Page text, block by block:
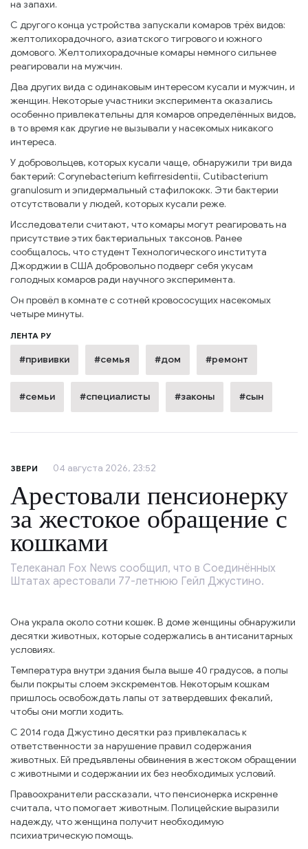
на запахи.
С другого конца устройства запускали комаров трёх видов:
желтолихорадочного, азиатского тигрового и южного
домового. Желтолихорадочные комары немного сильнее
реагировали на мужчин.
Два других вида с одинаковым интересом кусали и мужчин, и
женщин. Некоторые участники эксперимента оказались
особенно привлекательны для комаров определённых видов,
в то время как другие не вызывали у насекомых никакого
интереса.
У добровольцев, которых кусали чаще, обнаружили три вида
бактерий: Corynebacterium kefirresidentii, Cutibacterium
granulosum и эпидермальный стафилококк. Эти бактерии
отсутствовали у людей, которых кусали реже.
Исследователи считают, что комары могут реагировать на
присутствие этих бактериальных таксонов. Ранее
сообщалось, что студент Технологического института
Джорджии в США добровольно подверг себя укусам
голодных комаров ради научного эксперимента.
Он провёл в комнате с сотней кровососущих насекомых
четыре минуты.
ЛЕНТА РУ
#прививки #семья #дом #ремонт
#семьи #специалисты #законы #сын
ЗВЕРИ 04 августа 2026, 23:52
Арестовали пенсионерку
за жестокое обращение с
кошками
Телеканал Fox News сообщил, что в Соединённых
Штатах арестовали 77-летнюю Гейл Джустино.
Она украла около сотни кошек. В доме женщины обнаружили
десятки животных, которые содержались в антисанитарных
условиях.
Температура внутри здания была выше 40 градусов, а полы
были покрыты слоем экскрементов. Некоторым кошкам
пришлось освобождать лапы от затвердевших фекалий,
чтобы они могли ходить.
С 2014 года Джустино десятки раз привлекалась к
ответственности за нарушение правил содержания
животных. Ей предъявлены обвинения в жестоком обращении
с животными и содержании их без необходимых условий.
Правоохранители рассказали, что пенсионерка искренне
считала, что помогает животным. Полицейские выразили
надежду, что женщина получит необходимую
психиатрическую помощь.